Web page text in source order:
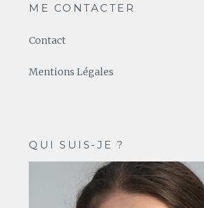
ME CONTACTER
Contact
Mentions Légales
QUI SUIS-JE ?